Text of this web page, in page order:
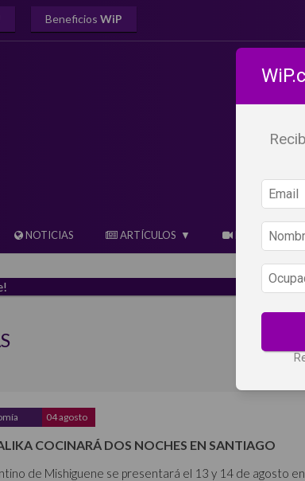
Beneficios WiP
NOTICIAS ARTÍCULOS BEBER X LOS
04 agosto
COCINARÁ DOS NOCHES EN SANTIAGO
de Mishiguene se presentará el 13 y 14 de agosto